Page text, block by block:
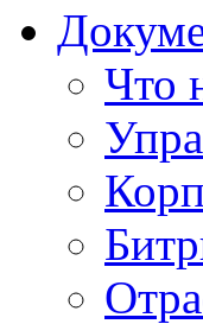
Что